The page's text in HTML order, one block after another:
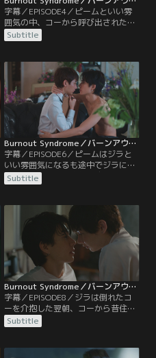
字幕／EPISODE4／ピームといい雰
囲気の中、コーから呼び出されたジ
ラ。しぶしぶコーの部屋へ向かう
と、不眠症にも関わらずジラと話し
コーが眠る手伝いをするはめに。さ
らに、コーの水泳につきあうことに
なる。全く泳げないジラはコーの指
導の下、一緒にプールに入るが…。
Subtitle
Burnout Syndrome／バーンアウト・シンドローム 第06話／字幕
字幕／EPISODE6／ピームはジラと
いい雰囲気になるも途中でジラに拒
否されてしまい、意気消沈する。一
方、ジラはピームからのアプローチ
の、ピームの絵はなぜかうまく描く
ことができない。そんな中、ジラは
コーから新たな仕事の依頼とあるゲ
ームを提案されるが…。
Subtitle
Burnout Syndrome／バーンアウト・シンドローム 第08話／字幕
字幕／EPISODE8／ジラは倒れたコ
ーを介抱した翌朝、コーから昔住ん
でいた家に行こうと誘われる。ジラ
を案内したコーは、幼少期の思い出
住みたいと話す。かつて母親に言わ
Subtitle